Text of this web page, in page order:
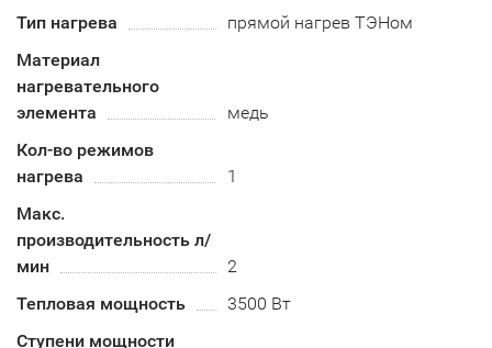
Тип нагрева
прямой нагрев ТЭНом
Материал
нагревательного
элемента
медь
Кол-во режимов
нагрева
1
Макс.
производительность л/
мин
2
Тепловая мощность
3500 Вт
Ступени мощности